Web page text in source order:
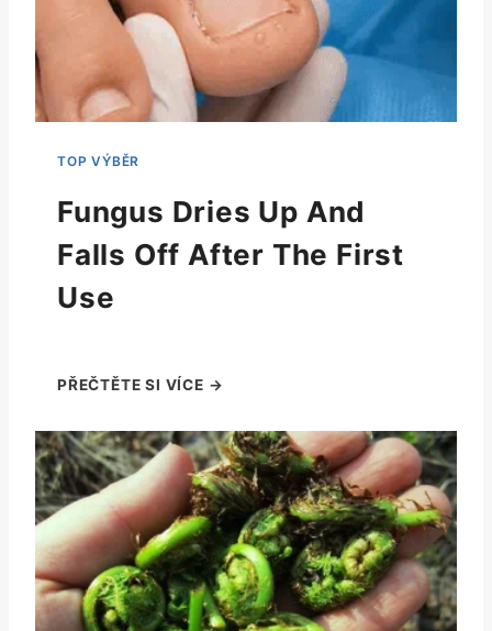
Fungus Dries Up And
Falls Off After The First
Use